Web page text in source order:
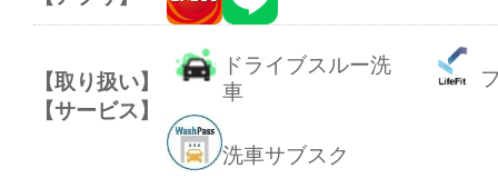
【取り扱い】
【サービス】
ドライブスルー洗
車
洗車サブスク